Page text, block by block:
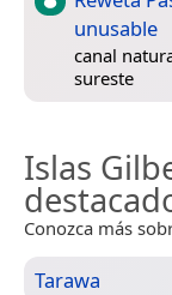
unusable
canal
sureste
Islas
Conozca más
Tarawa